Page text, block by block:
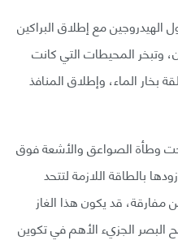
مع إطلاق البراكين
وتبخر المحيطات التي كانت
بخار الماء، وإطلاق المنافذ
وطأة الصواعق والأشعة فوق
بالطاقة اللازمة لتتحد
مفارقة، قد يكون هذا الغاز
البصر الجزيء الأهم في تكوين